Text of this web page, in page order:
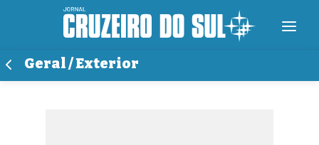
Geral / Exterior